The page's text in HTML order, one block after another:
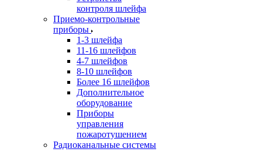
контроля шлейфа
Приемо-контрольные
приборы
1-3 шлейфа
11-16 шлейфов
4-7 шлейфов
8-10 шлейфов
Более 16 шлейфов
Дополнительное
оборудование
Приборы
управления
пожаротушением
Радиоканальные системы